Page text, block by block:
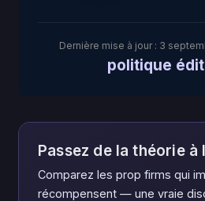
Dernière mise à jour : 3
politique
Passez de la théorie à
Comparez les prop firms qui
récompensent — une vraie